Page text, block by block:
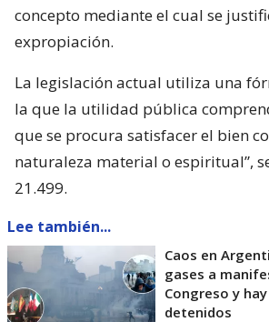
concepto mediante el cual se
expropiación.
La legislación actual utiliza una
la que la utilidad pública
que se procura satisfacer el bien
naturaleza material o espiritual”,
21.499.
Lee también...
Caos en
gases a
Congreso y
detenidos